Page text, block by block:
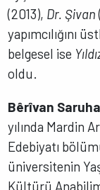
(2013), Dr. Şivan
yapımcılığını
belgesel ise
oldu.
Bêrîvan
yılında Mardin
Edebiyatı
üniversitenin
Kültürü